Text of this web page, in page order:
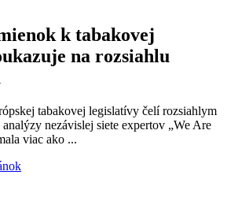
k tabakovej
na rozsiahlu
tabakovej legislatívy čelí rozsiahlym
nezávislej siete expertov „We Are
viac ako ...